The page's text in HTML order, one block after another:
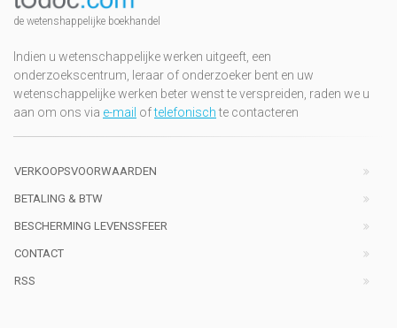
de wetenshappelijke boekhandel
Indien u wetenschappelijke werken uitgeeft, een
onderzoekscentrum, leraar of onderzoeker bent en uw
wetenschappelijke werken beter wenst te verspreiden, raden we u
aan om ons via e-mail oftelefonischte contacteren
VERKOOPSVOORWAARDEN
BETALING & BTW
BESCHERMING LEVENSSFEER
CONTACT
RSS